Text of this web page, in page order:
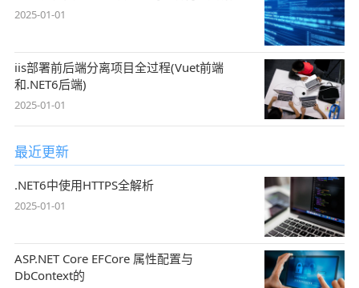
2025-01-01
iis部署前后端分离项目全过程(Vuet前端
和.NET6后端)
2025-01-01
最近更新
.NET6中使用HTTPS全解析
2025-01-01
ASP.NET Core EFCore 属性配置与
DbContext的